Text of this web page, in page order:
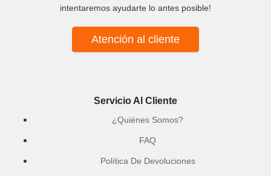
intentaremos ayudarte lo antes posible!
Atención al cliente
Servicio Al Cliente
¿Quiénes Somos?
FAQ
Política De Devoluciones